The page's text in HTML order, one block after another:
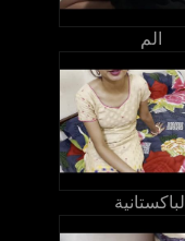
الم
الباكستانية